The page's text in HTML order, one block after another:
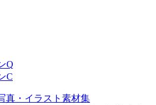
Q
C
真・イラスト素材集